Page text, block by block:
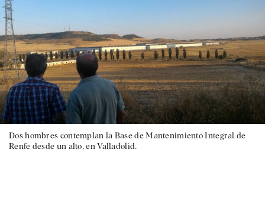
Dos hombres contemplan la Base de Mantenimiento Integral de
Renfe desde un alto, en Valladolid.